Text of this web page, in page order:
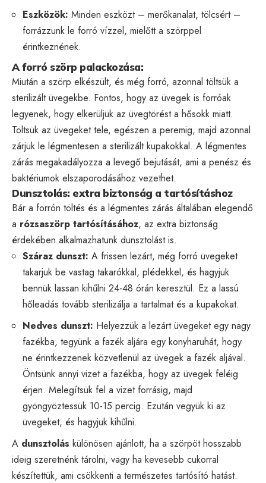
Eszközök: Minden eszközt – merőkanalat, tölcsért –
forrázzunk le forró vízzel, mielőtt a szörppel
érintkeznének.
A forró szörp palackozása:
Miután a szörp elkészült, és még forró, azonnal töltsük a
sterilizált üvegekbe. Fontos, hogy az üvegek is forróak
legyenek, hogy elkerüljük az üvegtörést a hősokk miatt.
Töltsük az üvegeket tele, egészen a peremig, majd azonnal
zárjuk le légmentesen a sterilizált kupakokkal. A légmentes
zárás megakadályozza a levegő bejutását, ami a penész és
baktériumok elszaporodásához vezethet.
Dunsztolás: extra biztonság a tartósításhoz
Bár a forrón töltés és a légmentes zárás általában elegendő
a rózsaszörp tartósításához, az extra biztonság
érdekében alkalmazhatunk dunsztolást is.
Száraz dunszt: A frissen lezárt, még forró üvegeket
takarjuk be vastag takarókkal, plédekkel, és hagyjuk
bennük lassan kihűlni 24-48 órán keresztül. Ez a lassú
hőleadás tovább sterilizálja a tartalmat és a kupakokat.
Nedves dunszt: Helyezzük a lezárt üvegeket egy nagy
fazékba, tegyünk a fazék aljára egy konyharuhát, hogy
ne érintkezzenek közvetlenül az üvegek a fazék aljával.
Öntsünk annyi vizet a fazékba, hogy az üvegek feléig
érjen. Melegítsük fel a vizet forrásig, majd
gyöngyöztessük 10-15 percig. Ezután vegyük ki az
üvegeket, és hagyjuk kihűlni.
A dunsztolás különösen ajánlott, ha a szörpöt hosszabb
ideig szeretnénk tárolni, vagy ha kevesebb cukorral
készítettük, ami csökkenti a természetes tartósító hatást.